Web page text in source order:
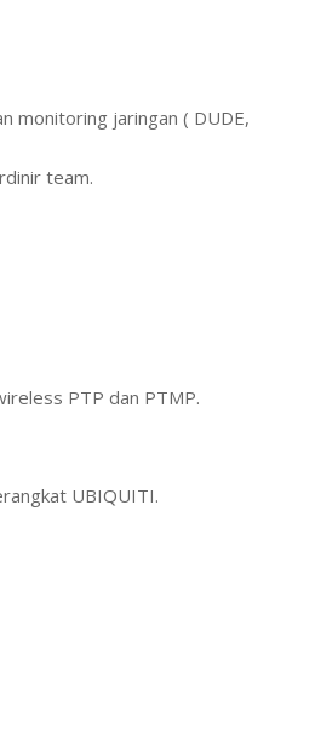
monitoring jaringan ( DUDE,
team.
PTP dan PTMP.
UBIQUITI.